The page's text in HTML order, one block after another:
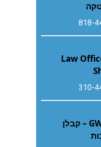
818-
Law
310-
GWP Builders – קבלן